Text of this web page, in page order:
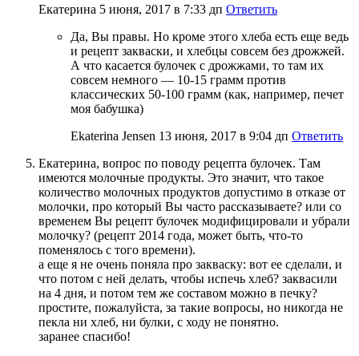
Екатерина 5 июня, 2017 в 7:33 дп Ответить
Да, Вы правы. Но кроме этого хлеба есть еще ведь
и рецепт закваски, и хлебцы совсем без дрожжей.
А что касается булочек с дрожжами, то там их
совсем немного — 10-15 грамм против
классических 50-100 грамм (как, например, печет
моя бабушка)
Ekaterina Jensen 13 июня, 2017 в 9:04 дп Ответить
Екатерина, вопрос по поводу рецепта булочек. Там
имеются молочные продукты. Это значит, что такое
количество молочных продуктов допустимо в отказе от
молочки, про который Вы часто рассказываете? или со
временем Вы рецепт булочек модифицировали и убрали
молочку? (рецепт 2014 года, может быть, что-то
поменялось с того времени).
а еще я не очень поняла про закваску: вот ее сделали, и
что потом с ней делать, чтобы испечь хлеб? заквасили
на 4 дня, и потом тем же составом можно в печку?
простите, пожалуйста, за такие вопросы, но никогда не
пекла ни хлеб, ни булки, с ходу не понятно.
заранее спасибо!